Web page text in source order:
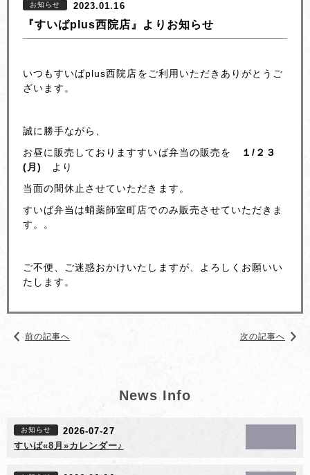
お知らせ 2023.01.16
『すいばplus西院店』よりお知らせ
いつもすいばplus西院店をご利用いただきありがとうご
ざいます。
誠に勝手ながら、
お昼に販売しておりますすいば弁当の販売を
１/２３
(月)
より
当面の間休止させていただきます。
すいば弁当は蛸薬師室町店でのみ販売させていただきま
す。。
ご不便、ご迷惑おかけいたしますが、よろしくお願いい
たします。
前の記事へ 次の記事へ
News Info
お知らせ
2026-07-27
すいば«8月»カレンダー♪